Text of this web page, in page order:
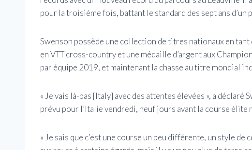
pour la troisième fois, battant le standard des sept ans d’un
Swenson possède une collection de titres nationaux en
en VTT cross-country et une médaille d’argent aux
par équipe 2019, et maintenant la chasse au titre mondial
« Je vais là-bas [Italy] avec des attentes élevées », a déclaré
prévu pour l’Italie vendredi, neuf jours avant la course élite
« Je sais que c’est une course un peu différente, un style